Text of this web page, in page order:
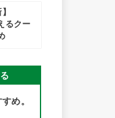
るクー
め。